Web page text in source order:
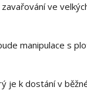
ve
manipulace s
je k dostání v